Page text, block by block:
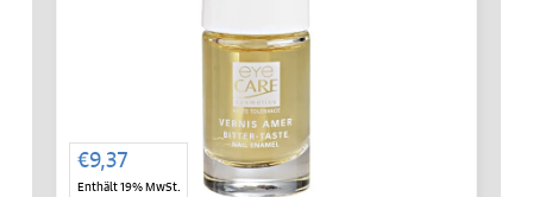
€9,37
Enthält 19% MwSt.